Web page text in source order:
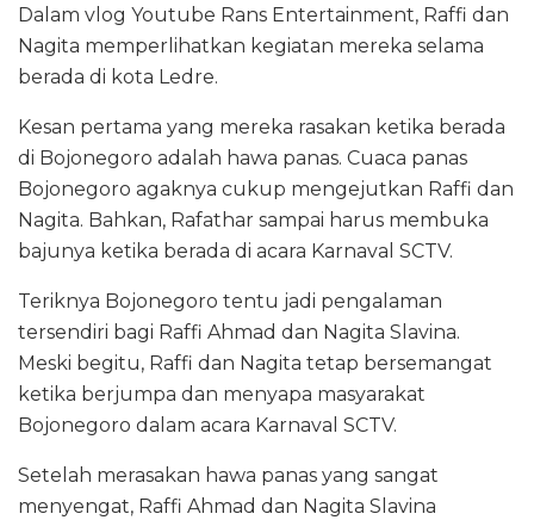
Dalam vlog Youtube Rans Entertainment, Raffi dan
Nagita memperlihatkan kegiatan mereka selama
berada di kota Ledre.
Kesan pertama yang mereka rasakan ketika berada
di Bojonegoro adalah hawa panas. Cuaca panas
Bojonegoro agaknya cukup mengejutkan Raffi dan
Nagita. Bahkan, Rafathar sampai harus membuka
bajunya ketika berada di acara Karnaval SCTV.
Teriknya Bojonegoro tentu jadi pengalaman
tersendiri bagi Raffi Ahmad dan Nagita Slavina.
Meski begitu, Raffi dan Nagita tetap bersemangat
ketika berjumpa dan menyapa masyarakat
Bojonegoro dalam acara Karnaval SCTV.
Setelah merasakan hawa panas yang sangat
menyengat, Raffi Ahmad dan Nagita Slavina